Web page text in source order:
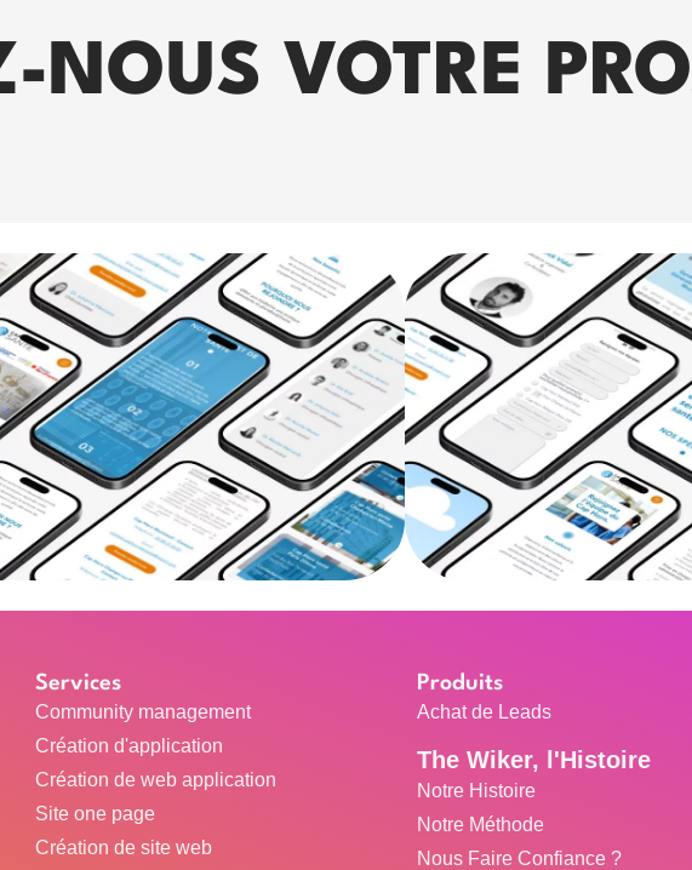
NOUS VOTRE
Services
Community management
Création d'application
Création de web application
Site one page
Création de site web
Produits
Achat de Leads
The Wiker, l'Histoire
Notre Histoire
Notre Méthode
Nous Faire Confiance ?